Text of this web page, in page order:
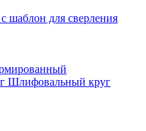
шаблон для сверления
Шлифовальный круг